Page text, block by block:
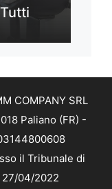
COMPANY SRL
Paliano (FR) -
il Tribunale di
27/04/2022